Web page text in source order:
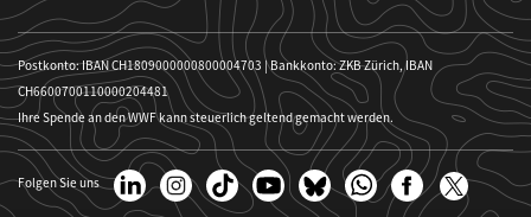
Postkonto: IBAN CH1809000000800004703 | Bankkonto: ZKB Zürich, IBAN
CH6600700110000204481
Ihre Spende an den WWF kann steuerlich geltend gemacht werden.
Folgen Sie uns